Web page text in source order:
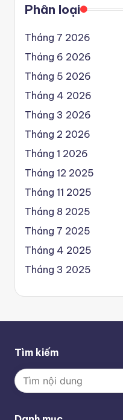
Phân loại
Tháng 7 2026
Tháng 6 2026
Tháng 5 2026
Tháng 4 2026
Tháng 3 2026
Tháng 2 2026
Tháng 1 2026
Tháng 12 2025
Tháng 11 2025
Tháng 8 2025
Tháng 7 2025
Tháng 4 2025
Tháng 3 2025
Tìm kiếm